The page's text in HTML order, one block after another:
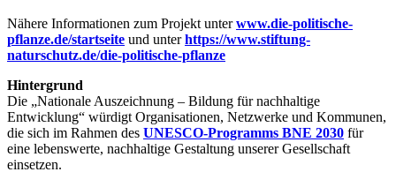
Nähere Informationen zum Projekt unterwww.die-politische-
pflanze.de/startseite und unterhttps://www.stiftung-
naturschutz.de/die-politische-pflanze
Hintergrund
Die „Nationale Auszeichnung – Bildung für nachhaltige
Entwicklung“ würdigt Organisationen, Netzwerke und Kommunen,
die sich im Rahmen des UNESCO-Programms BNE 2030 für
eine lebenswerte, nachhaltige Gestaltung unserer Gesellschaft
einsetzen.